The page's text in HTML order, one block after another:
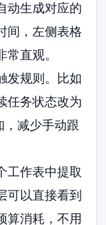
动生成对应的
间，左侧表格
直观。
发规则。比如
任务状态改为
，减少手动跟
工作表中提取
可以直接看到
算消耗，不用